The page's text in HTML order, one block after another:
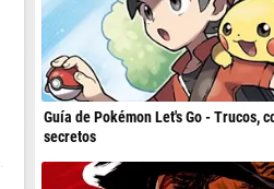
Guía de Pokémon Let's Go - Trucos,
secretos